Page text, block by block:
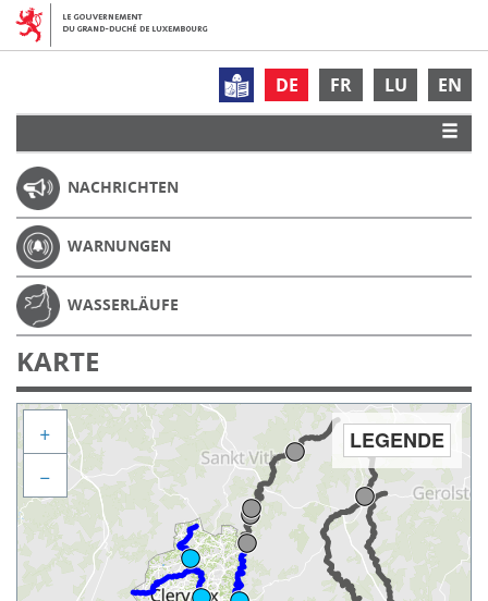
DE FR LU EN
NACHRICHTEN
WARNUNGEN
WASSERLÄUFE
KARTE
LEGENDE
+
−